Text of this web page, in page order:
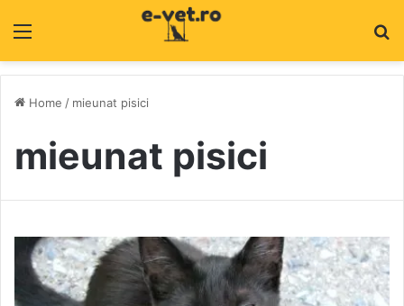
Home / mieunat pisici
mieunat pisici